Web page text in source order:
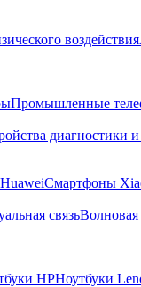
воздействия
Промышленные
диагностики
Смартфоны
связьВолновая
HPНоутбуки